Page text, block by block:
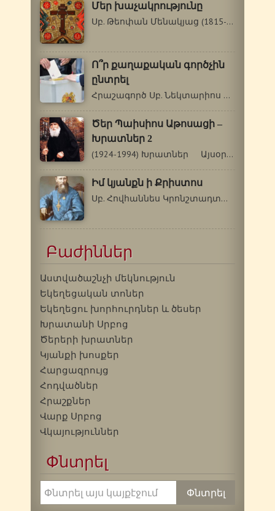
Մեր խաչակրությունը
Սբ. Թեոփան Մենակյաց (1815-1894 թթ.) …
Ո՞ր քաղաքական գործչին
ընտրել
Հրաշագործ Սբ. Նեկտարիոս Պենդապոլսեցի…
Ծեր Պաիսիոս Աթոսացի –
Խրատներ 2
(1924-1994) Խրատներ Այսօր եկել է Անտոն…
Իմ կյանքն ի Քրիստոս
Սբ. Հովհաննես Կրոնշտադտացի (1829-1908…
Բաժիններ
Աստվածաշնչի մեկնություն
Եկեղեցական տոներ
Եկեղեցու խորհուրդներ և ծեսեր
Խրատանի Սրբոց
Ծերերի խրատներ
Կյանքի խոսքեր
Հարցազրույց
Հոդվածներ
Հրաշքներ
Վարք Սրբոց
Վկայություններ
Փնտրել